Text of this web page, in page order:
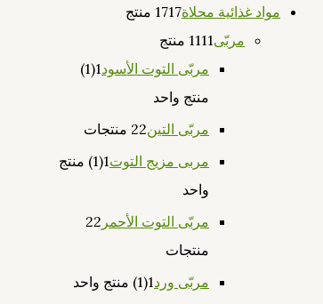
مواد غذائية محلاة 1717 منتج
مربّى
1111 منتج
مربّى التوت الأسود1
(1)
منتج واحد
مربّى التين 22 منتجات
مربى مزيج التوت1
(1) منتج
واحد
مربّى التوت الأحمر
22
منتجات
مربّى ورد1(1) منتج واحد